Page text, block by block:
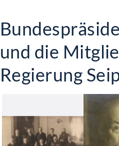
und die
Regierung